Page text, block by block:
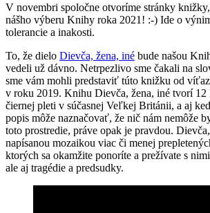
V novembri spoločne otvoríme stránky
nášho výberu Knihy roka 2021! :-) Ide o
tolerancie a inakosti.
To, že dielo Dievča, žena, iné bude našou
vedeli už dávno. Netrpezlivo sme čakali na
sme vám mohli predstaviť túto knižku od
v roku 2019. Knihu Dievča, žena, iné tvorí 12
čiernej pleti v súčasnej Veľkej Británii, a aj
popis môže naznačovať, že nič nám nemôže
toto prostredie, práve opak je pravdou.
napísanou mozaikou viac či menej
ktorých sa okamžite ponoríte a prežívate s
ale aj tragédie a predsudky.